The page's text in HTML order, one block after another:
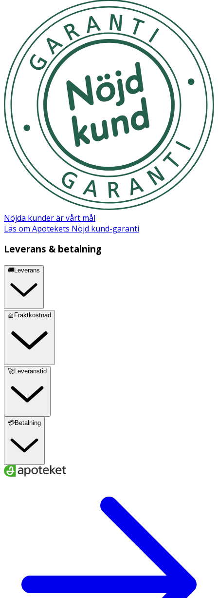
tillsammans med ett vattenbaserat glidmedel för en ännu
skönare upplevelse. För att bevara silikonets lena yta
undvik att använda silikonbaserade glidmedel. Rengöring:
Vid behov
Utsätt ej för direkt solljus
OK för gravida och ammande:
Ja
Nöjda kunder är vårt mål
Läs om Apotekets Nöjd kund-garanti
Leverans & betalning
🚚Leverans
🧺Fraktkostnad
🚀Leveranstid
💳Betalning